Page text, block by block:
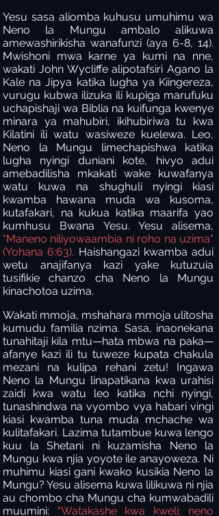
Yesu sasa aliomba kuhusu umuhimu wa
Neno la Mungu ambalo alikuwa
amewashirikisha wanafunzi (aya 6-8, 14).
Mwishoni mwa karne ya kumi na nne,
wakati John Wycliffe alipotafsiri Agano la
Kale na Jipya katika lugha ya Kiingereza,
vurugu kubwa ilizuka ili kupiga marufuku
uchapishaji wa Biblia na kuifunga kwenye
minara ya mahubiri, ikihubiriwa tu kwa
Kilatini ili watu wasiweze kuelewa. Leo,
Neno la Mungu limechapishwa katika
lugha nyingi duniani kote, hivyo adui
amebadilisha mkakati wake kuwafanya
watu kuwa na shughuli nyingi kiasi
kwamba hawana muda wa kusoma,
kutafakari, na kukua katika maarifa yao
kumhusu Bwana Yesu. Yesu alisema,
"Maneno niliyowaambia ni roho na uzima"
(Yohana 6:63). Haishangazi kwamba adui
wetu anajifanya kazi yake kutuzuia
tusifikie chanzo cha Neno la Mungu
kinachotoa uzima.
Wakati mmoja, mshahara mmoja ulitosha
kumudu familia nzima. Sasa, inaonekana
tunahitaji kila mtu—hata mbwa na paka—
afanye kazi ili tu tuweze kupata chakula
mezani na kulipa rehani zetu! Ingawa
Neno la Mungu linapatikana kwa urahisi
zaidi kwa watu leo katika nchi nyingi,
tunashindwa na vyombo vya habari vingi
kiasi kwamba tuna muda mchache wa
kulitafakari. Lazima tutambue kuwa lengo
kuu la Shetani ni kuzamisha Neno la
Mungu kwa njia yoyote ile anayoweza. Ni
muhimu kiasi gani kwako kusikia Neno la
Mungu? Yesu alisema kuwa lilikuwa ni njia
au chombo cha Mungu cha kumwabadili
muumini: "Watakashe kwa kweli; neno